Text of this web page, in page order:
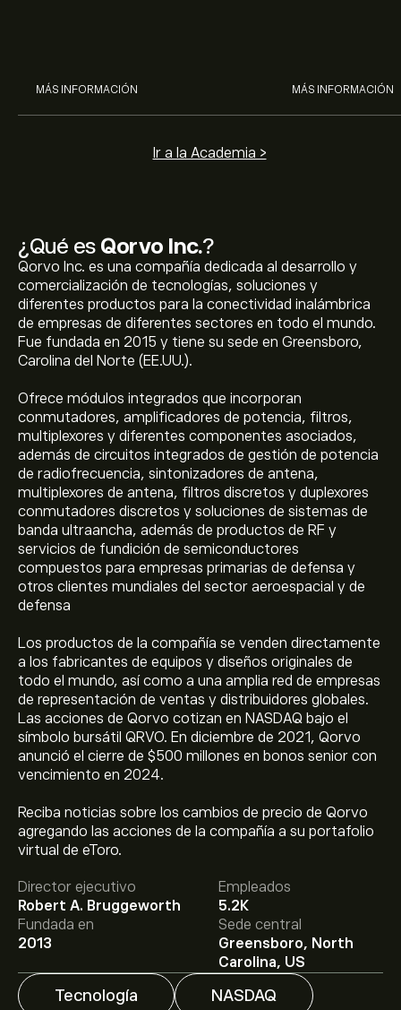
¿Qué es Qorvo Inc.?
Qorvo Inc. es una compañía dedicada al desarrollo y
comercialización de tecnologías, soluciones y
diferentes productos para la conectividad inalámbrica
de empresas de diferentes sectores en todo el mundo.
Fue fundada en 2015 y tiene su sede en Greensboro,
Carolina del Norte (EE.UU.).
Ofrece módulos integrados que incorporan
conmutadores, amplificadores de potencia, filtros,
multiplexores y diferentes componentes asociados,
además de circuitos integrados de gestión de potencia
de radiofrecuencia, sintonizadores de antena,
multiplexores de antena, filtros discretos y duplexores
conmutadores discretos y soluciones de sistemas de
banda ultraancha, además de productos de RF y
servicios de fundición de semiconductores
compuestos para empresas primarias de defensa y
otros clientes mundiales del sector aeroespacial y de
defensa
Los productos de la compañía se venden directamente
a los fabricantes de equipos y diseños originales de
todo el mundo, así como a una amplia red de empresas
de representación de ventas y distribuidores globales.
Las acciones de Qorvo cotizan en NASDAQ bajo el
símbolo bursátil QRVO. En diciembre de 2021, Qorvo
anunció el cierre de $500 millones en bonos senior con
vencimiento en 2024.
Reciba noticias sobre los cambios de precio de Qorvo
agregando las acciones de la compañía a su portafolio
virtual de eToro.
Director ejecutivo
Robert A. Bruggeworth
Empleados
5.2K
Fundada en
2013
Sede central
Greensboro, North
Carolina, US
Tecnología NASDAQ
MÁS INFORMACIÓN MÁS INFORMACIÓN
Ir a la Academia >
El precio actual de las acciones de QRVO es de 95.33‎$‎.
El precio medio objetivo para las acciones de Qorvo Inc.
es de 95.33‎$‎.
en eToro para conocer los
precios objetivo y las previsiones de los analistas.
Las previsiones de los analistas para las acciones de
Qorvo Inc. se basan en las tendencias del mercado, los